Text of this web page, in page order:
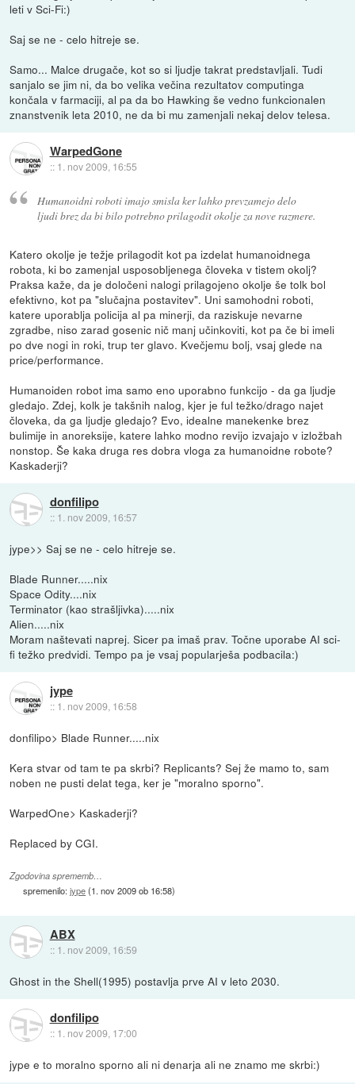
leti v Sci-Fi:)
Saj se ne - celo hitreje se.
Samo... Malce drugače, kot so si ljudje takrat predstavljali. Tudi
sanjalo se jim ni, da bo velika večina rezultatov computinga
končala v farmaciji, al pa da bo Hawking še vedno funkcionalen
znanstvenik leta 2010, ne da bi mu zamenjali nekaj delov telesa.
WarpedGone
:: 1. nov 2009, 16:55
Humanoidni roboti imajo smisla ker lahko prevzamejo delo
ljudi brez da bi bilo potrebno prilagodit okolje za nove razmere.
Katero okolje je težje prilagodit kot pa izdelat humanoidnega
robota, ki bo zamenjal usposobljenega človeka v tistem okolj?
Praksa kaže, da je določeni nalogi prilagojeno okolje še tolk bol
efektivno, kot pa "slučajna postavitev". Uni samohodni roboti,
katere uporablja policija al pa minerji, da raziskuje nevarne
zgradbe, niso zarad gosenic nič manj učinkoviti, kot pa če bi imeli
po dve nogi in roki, trup ter glavo. Kvečjemu bolj, vsaj glede na
price/performance.
Humanoiden robot ima samo eno uporabno funkcijo - da ga ljudje
gledajo. Zdej, kolk je takšnih nalog, kjer je ful težko/drago najet
človeka, da ga ljudje gledajo? Evo, idealne manekenke brez
bulimije in anoreksije, katere lahko modno revijo izvajajo v izložbah
nonstop. Še kaka druga res dobra vloga za humanoidne robote?
Kaskaderji?
donfilipo
:: 1. nov 2009, 16:57
jype>> Saj se ne - celo hitreje se.
Blade Runner.....nix
Space Odity....nix
Terminator (kao strašljivka).....nix
Alien.....nix
Moram naštevati naprej. Sicer pa imaš prav. Točne uporabe AI sci-
fi težko predvidi. Tempo pa je vsaj popularješa podbacila:)
jype
:: 1. nov 2009, 16:58
donfilipo> Blade Runner.....nix
Kera stvar od tam te pa skrbi? Replicants? Sej že mamo to, sam
noben ne pusti delat tega, ker je "moralno sporno".
WarpedOne> Kaskaderji?
Replaced by CGI.
Zgodovina sprememb…
spremenilo:jype(1. nov 2009 ob 16:58)
ABX
:: 1. nov 2009, 16:59
Ghost in the Shell(1995) postavlja prve AI v leto 2030.
donfilipo
:: 1. nov 2009, 17:00
jype e to moralno sporno ali ni denarja ali ne znamo me skrbi:)